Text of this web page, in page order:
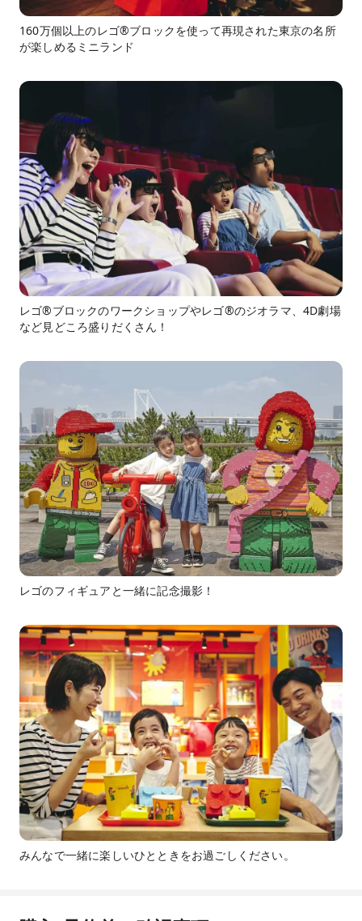
160万個以上のレゴ®ブロックを使って再現された東京の名所
が楽しめるミニランド
レゴ®ブロックのワークショップやレゴ®のジオラマ、4D劇場
など見どころ盛りだくさん！
レゴのフィギュアと一緒に記念撮影！
みんなで一緒に楽しいひとときをお過ごしください。